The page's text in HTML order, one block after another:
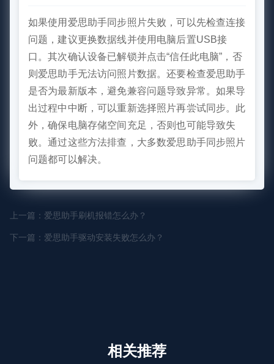
如果使用爱思助手同步照片失败，可以先检查连接
问题，建议更换数据线并使用电脑后置USB接
口。其次确认设备已解锁并点击“信任此电脑”，否
则爱思助手无法访问照片数据。还要检查爱思助手
是否为最新版本，避免兼容问题导致异常。如果导
出过程中中断，可以重新选择照片再尝试同步。此
外，确保电脑存储空间充足，否则也可能导致失
败。通过这些方法排查，大多数爱思助手同步照片
问题都可以解决。
上一篇：爱思助手刷机报错怎么办？
下一篇：爱思助手驱动安装失败怎么办？
相关推荐